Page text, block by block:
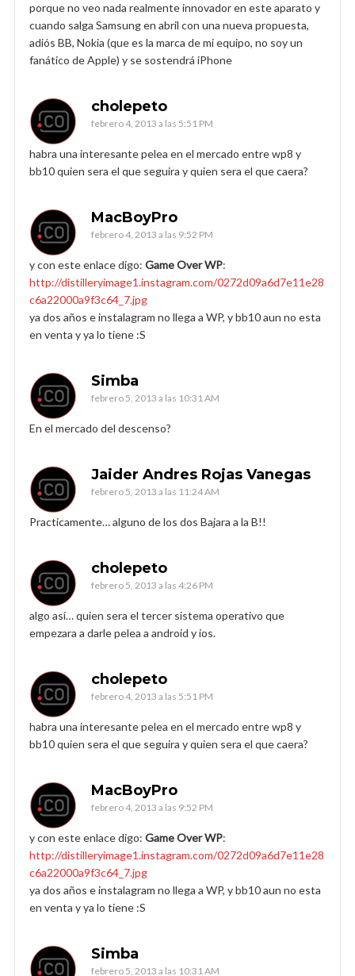
porque no veo nada realmente innovador en este aparato y
cuando salga Samsung en abril con una nueva propuesta,
adiós BB, Nokia (que es la marca de mi equipo, no soy un
fanático de Apple) y se sostendrá iPhone
cholepeto
febrero 4, 2013 a las 5:51 PM
habra una interesante pelea en el mercado entre wp8 y
bb10 quien sera el que seguira y quien sera el que caera?
MacBoyPro
febrero 4, 2013 a las 9:52 PM
y con este enlace digo: Game Over WP:
http://distilleryimage1.instagram.com/0272d09a6d7e11e28
c6a22000a9f3c64_7.jpg
ya dos años e instalagram no llega a WP, y bb10 aun no esta
en venta y ya lo tiene :S
Simba
febrero 5, 2013 a las 10:31 AM
En el mercado del descenso?
Jaider Andres Rojas Vanegas
febrero 5, 2013 a las 11:24 AM
Practicamente… alguno de los dos Bajara a la B!!
cholepeto
febrero 5, 2013 a las 4:26 PM
algo así… quien sera el tercer sistema operativo que
empezara a darle pelea a android y ios.
cholepeto
febrero 4, 2013 a las 5:51 PM
habra una interesante pelea en el mercado entre wp8 y
bb10 quien sera el que seguira y quien sera el que caera?
MacBoyPro
febrero 4, 2013 a las 9:52 PM
y con este enlace digo: Game Over WP:
http://distilleryimage1.instagram.com/0272d09a6d7e11e28
c6a22000a9f3c64_7.jpg
ya dos años e instalagram no llega a WP, y bb10 aun no esta
en venta y ya lo tiene :S
Simba
febrero 5, 2013 a las 10:31 AM